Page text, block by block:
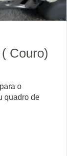
Couro)
o
quadro de